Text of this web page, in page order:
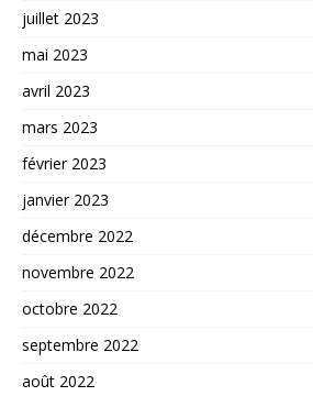
juillet 2023
mai 2023
avril 2023
mars 2023
février 2023
janvier 2023
décembre 2022
novembre 2022
octobre 2022
septembre 2022
août 2022